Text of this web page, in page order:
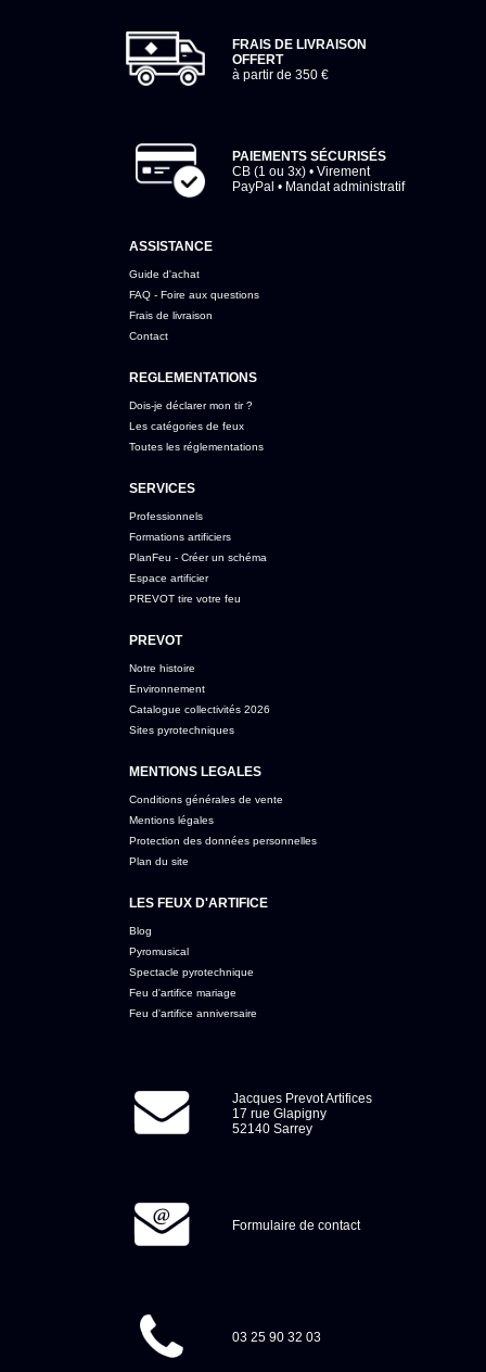
FRAIS DE LIVRAISON
OFFERT
à partir de 350 €
PAIEMENTS SÉCURISÉS
CB (1 ou 3x) • Virement
PayPal • Mandat administratif
ASSISTANCE
Guide d'achat
FAQ - Foire aux questions
Frais de livraison
Contact
REGLEMENTATIONS
Dois-je déclarer mon tir ?
Les catégories de feux
Toutes les réglementations
SERVICES
Professionnels
Formations artificiers
PlanFeu - Créer un schéma
Espace artificier
PREVOT tire votre feu
PREVOT
Notre histoire
Environnement
Catalogue collectivités 2026
Sites pyrotechniques
MENTIONS LEGALES
Conditions générales de vente
Mentions légales
Protection des données personnelles
Plan du site
LES FEUX D'ARTIFICE
Blog
Pyromusical
Spectacle pyrotechnique
Feu d'artifice mariage
Feu d'artifice anniversaire
Jacques Prevot Artifices
17 rue Glapigny
52140 Sarrey
Formulaire de contact
03 25 90 32 03